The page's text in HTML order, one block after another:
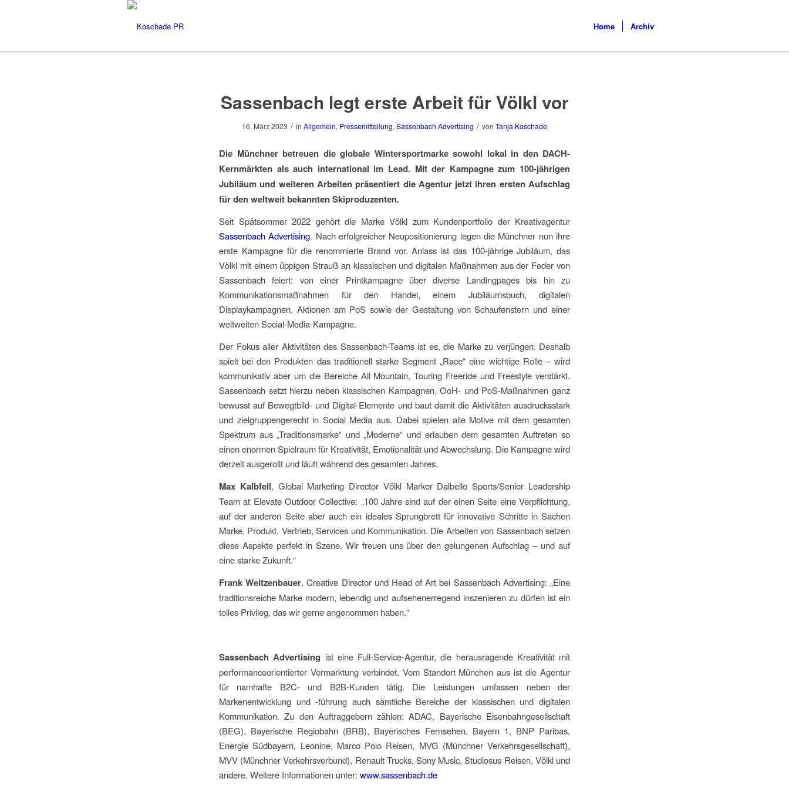
Home Archiv
Sassenbach legt erste Arbeit für Völkl vor
16. März 2023 / in Allgemein, Pressemitteilung, Sassenbach Advertising / von Tanja Koschade
Die Münchner betreuen die globale Wintersportmarke sowohl lokal in den DACH-
Kernmärkten als auch international im Lead. Mit der Kampagne zum 100-jährigen
Jubiläum und weiteren Arbeiten präsentiert die Agentur jetzt ihren ersten Aufschlag
für den weltweit bekannten Skiproduzenten.
Seit Spätsommer 2022 gehört die Marke Völkl zum Kundenportfolio der Kreativagentur
Sassenbach Advertising. Nach erfolgreicher Neupositionierung legen die Münchner nun ihre
erste Kampagne für die renommierte Brand vor. Anlass ist das 100-jährige Jubiläum, das
Völkl mit einem üppigen Strauß an klassischen und digitalen Maßnahmen aus der Feder von
Sassenbach feiert: von einer Printkampagne über diverse Landingpages bis hin zu
Kommunikationsmaßnahmen für den Handel, einem Jubiläumsbuch, digitalen
Displaykampagnen, Aktionen am PoS sowie der Gestaltung von Schaufenstern und einer
weltweiten Social-Media-Kampagne.
Der Fokus aller Aktivitäten des Sassenbach-Teams ist es, die Marke zu verjüngen. Deshalb
spielt bei den Produkten das traditionell starke Segment „Race“ eine wichtige Rolle – wird
kommunikativ aber um die Bereiche All Mountain, Touring Freeride und Freestyle verstärkt.
Sassenbach setzt hierzu neben klassischen Kampagnen, OoH- und PoS-Maßnahmen ganz
bewusst auf Bewegtbild- und Digital-Elemente und baut damit die Aktivitäten ausdrucksstark
und zielgruppengerecht in Social Media aus. Dabei spielen alle Motive mit dem gesamten
Spektrum aus „Traditionsmarke“ und „Moderne“ und erlauben dem gesamten Auftreten so
einen enormen Spielraum für Kreativität, Emotionalität und Abwechslung. Die Kampagne wird
derzeit ausgerollt und läuft während des gesamten Jahres.
Max Kalbfell, Global Marketing Director Völkl Marker Dalbello Sports/Senior Leadership
Team at Elevate Outdoor Collective: „100 Jahre sind auf der einen Seite eine Verpflichtung,
auf der anderen Seite aber auch ein ideales Sprungbrett für innovative Schritte in Sachen
Marke, Produkt, Vertrieb, Services und Kommunikation. Die Arbeiten von Sassenbach setzen
diese Aspekte perfekt in Szene. Wir freuen uns über den gelungenen Aufschlag – und auf
eine starke Zukunft.“
Frank Weitzenbauer, Creative Director und Head of Art bei Sassenbach Advertising: „Eine
traditionsreiche Marke modern, lebendig und aufsehenerregend inszenieren zu dürfen ist ein
tolles Privileg, das wir gerne angenommen haben.“
Sassenbach Advertising ist eine Full-Service-Agentur, die herausragende Kreativität mit
performanceorientierter Vermarktung verbindet. Vom Standort München aus ist die Agentur
für namhafte B2C- und B2B-Kunden tätig. Die Leistungen umfassen neben der
Markenentwicklung und -führung auch sämtliche Bereiche der klassischen und digitalen
Kommunikation. Zu den Auftraggebern zählen: ADAC, Bayerische Eisenbahngesellschaft
(BEG), Bayerische Regiobahn (BRB), Bayerisches Fernsehen, Bayern 1, BNP Paribas,
Energie Südbayern, Leonine, Marco Polo Reisen, MVG (Münchner Verkehrsgesellschaft),
MVV (Münchner Verkehrsverbund), Renault Trucks, Sony Music, Studiosus Reisen, Völkl und
andere. Weitere Informationen unter: www.sassenbach.de